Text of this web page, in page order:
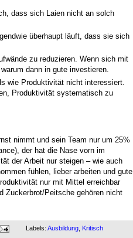
dass sich Laien nicht an solch
überhaupt läuft, dass sie sich
zu reduzieren. Wenn sich mit
dann in gute investieren.
wie Produktivität nicht interessiert.
Produktivität systematisch zu
nimmt und sein Team nur um 25%
der hat die Nase vorn im
der Arbeit nur steigen – wie auch
fühlen, lieber arbeiten und gute
nur mit Mittel erreichbar
Zuckerbrot/Peitsche gehören nicht
Labels: Ausbildung, Kritisch